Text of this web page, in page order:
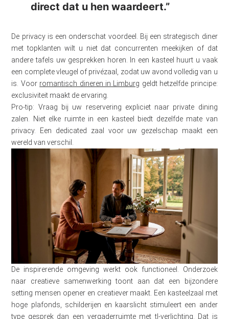
direct dat u hen waardeert.”
De privacy is een onderschat voordeel. Bij een strategisch diner
met topklanten wilt u niet dat concurrenten meekijken of dat
andere tafels uw gesprekken horen. In een kasteel huurt u vaak
een complete vleugel of privézaal, zodat uw avond volledig van u
is. Voor romantisch dineren in Limburg geldt hetzelfde principe:
exclusiviteit maakt de ervaring.
Pro-tip: Vraag bij uw reservering expliciet naar private dining
zalen. Niet elke ruimte in een kasteel biedt dezelfde mate van
privacy. Een dedicated zaal voor uw gezelschap maakt een
wereld van verschil.
De inspirerende omgeving werkt ook functioneel. Onderzoek
naar creatieve samenwerking toont aan dat een bijzondere
setting mensen opener en creatiever maakt. Een kasteelzaal met
hoge plafonds, schilderijen en kaarslicht stimuleert een ander
type gesprek dan een vergaderruimte met tl-verlichting. Dat is